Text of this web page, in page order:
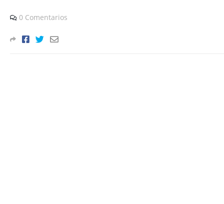
0 Comentarios